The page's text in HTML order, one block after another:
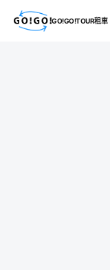
GO!GO!TOUR租車